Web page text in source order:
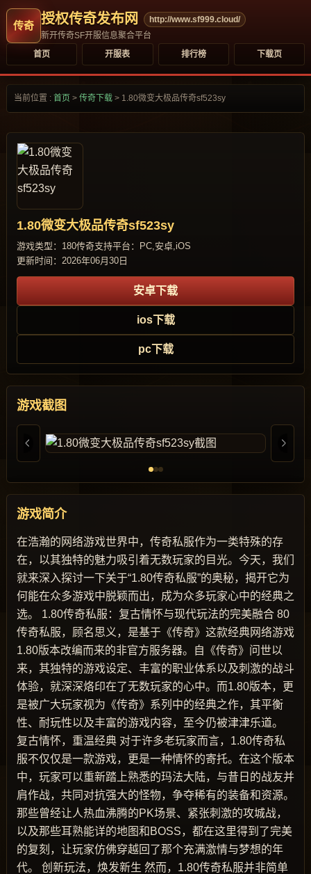
授权传奇发布网
http://www.sf999.cloud/
新开传奇SF开服信息聚合平台
首页
开服表 排行榜 下载页
当前位置 : 首页 > 传奇下载 > 1.80微变大极品传奇sf523sy
1.80微变大极品传奇sf523sy
游戏类型：180传奇支持平台：PC,安卓,iOS
更新时间：2026年06月30日
安卓下载
ios下载
pc下载
游戏截图
游戏简介
在浩瀚的网络游戏世界中，传奇私服作为一类特殊的存
在，以其独特的魅力吸引着无数玩家的目光。今天，我们
就来深入探讨一下关于“1.80传奇私服”的奥秘，揭开它为
何能在众多游戏中脱颖而出，成为众多玩家心中的经典之
选。 1.80传奇私服：复古情怀与现代玩法的完美融合 80
传奇私服，顾名思义，是基于《传奇》这款经典网络游戏
1.80版本改编而来的非官方服务器。自《传奇》问世以
来，其独特的游戏设定、丰富的职业体系以及刺激的战斗
体验，就深深烙印在了无数玩家的心中。而1.80版本，更
是被广大玩家视为《传奇》系列中的经典之作，其平衡
性、耐玩性以及丰富的游戏内容，至今仍被津津乐道。
复古情怀，重温经典 对于许多老玩家而言，1.80传奇私
服不仅仅是一款游戏，更是一种情怀的寄托。在这个版本
中，玩家可以重新踏上熟悉的玛法大陆，与昔日的战友并
肩作战，共同对抗强大的怪物，争夺稀有的装备和资源。
那些曾经让人热血沸腾的PK场景、紧张刺激的攻城战，
以及那些耳熟能详的地图和BOSS，都在这里得到了完美
的复刻，让玩家仿佛穿越回了那个充满激情与梦想的年
代。 创新玩法，焕发新生 然而，1.80传奇私服并非简单